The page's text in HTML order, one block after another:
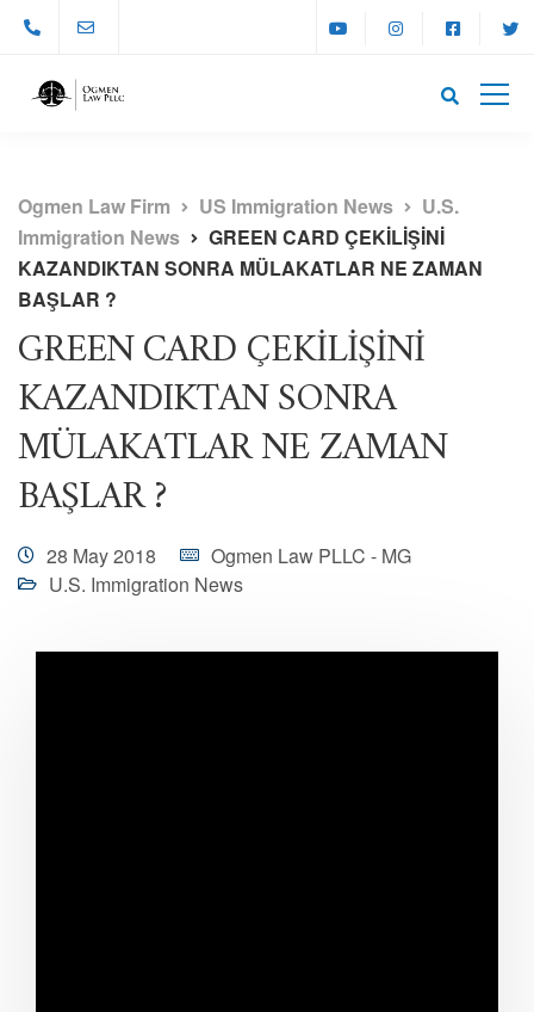
Ogmen Law Firm US Immigration News
U.S.
Immigration News
GREEN CARD ÇEKİLİŞİNİ
KAZANDIKTAN SONRA MÜLAKATLAR NE ZAMAN
BAŞLAR ?
GREEN CARD ÇEKİLİŞİNİ
KAZANDIKTAN SONRA
MÜLAKATLAR NE ZAMAN
BAŞLAR ?
28 May 2018
Ogmen Law PLLC - MG
U.S. Immigration News